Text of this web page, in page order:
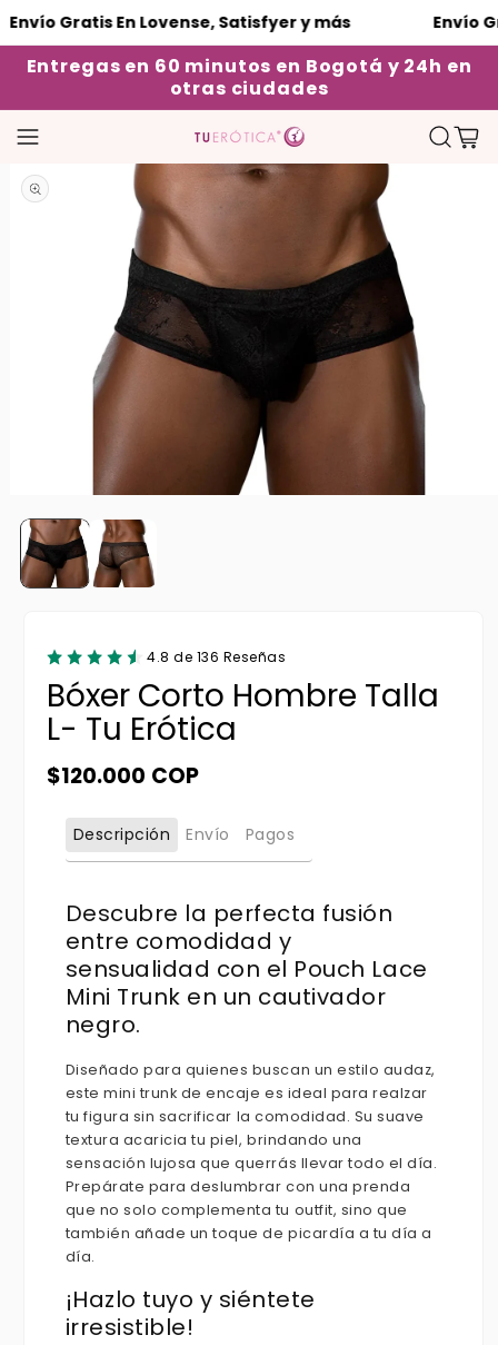
En Lovense, Satisfyer y más Envío Gratis
Entregas en 60 minutos en Bogotá y 24h en
otras ciudades
Carrito
Abrir elemento multimedia 1 en una ventana modal
4.8 de 136 Reseñas
Bóxer Corto Hombre Talla
L- Tu Erótica
Precio habitual
$120.000 COP
Descripción Envío Pagos
Descubre la perfecta fusión
entre comodidad y
sensualidad con el Pouch Lace
Mini Trunk en un cautivador
negro.
Diseñado para quienes buscan un estilo audaz,
este mini trunk de encaje es ideal para realzar
tu figura sin sacrificar la comodidad. Su suave
textura acaricia tu piel, brindando una
sensación lujosa que querrás llevar todo el día.
Prepárate para deslumbrar con una prenda
que no solo complementa tu outfit, sino que
también añade un toque de picardía a tu día a
día.
¡Hazlo tuyo y siéntete
irresistible!